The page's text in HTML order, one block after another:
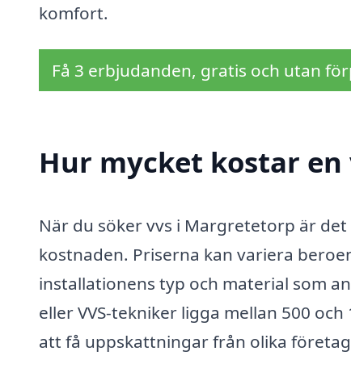
komfort.
Få 3 erbjudanden, gratis och utan
Hur mycket kostar
När du söker vvs i Margretetorp är
kostnaden. Priserna kan variera
installationens typ och material som
eller VVS-tekniker ligga mellan 500
att få uppskattningar från olika